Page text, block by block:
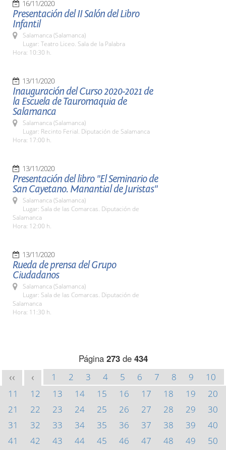
16/11/2020
Presentación del II Salón del Libro
Infantil
Salamanca (Salamanca)
Lugar: Teatro Liceo. Sala de la Palabra
Hora: 10:30 h.
13/11/2020
Inauguración del Curso 2020-2021 de
la Escuela de Tauromaquia de
Salamanca
Salamanca (Salamanca)
Lugar: Recinto Ferial. Diputación de Salamanca
Hora: 17:00 h.
13/11/2020
Presentación del libro "El Seminario de
San Cayetano. Manantial de Juristas"
Salamanca (Salamanca)
Lugar: Sala de las Comarcas. Diputación de
Salamanca
Hora: 12:00 h.
13/11/2020
Rueda de prensa del Grupo
Ciudadanos
Salamanca (Salamanca)
Lugar: Sala de las Comarcas. Diputación de
Salamanca
Hora: 11:30 h.
Página 273de 434
<< < 1 2 3 4 5 6 7 8 9
10
11
12 13 14 15 16 17 18 19
20
21
22 23 24 25 26 27 28 29
30
31
32 33 34 35 36 37 38 39
40
41
42 43 44 45 46 47 48 49
50